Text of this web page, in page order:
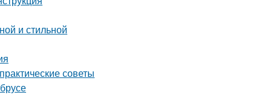
и стильной
советы